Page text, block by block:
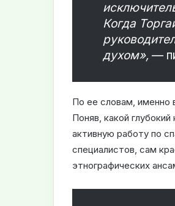
Когда
духом», —
По ее словам, именно
Поняв, какой
активную работу по
специалистов, сам
этнографических